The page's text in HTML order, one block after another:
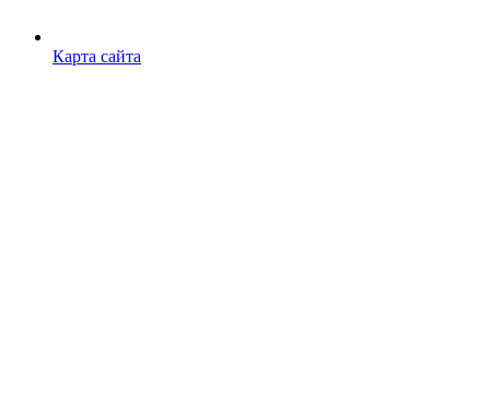
Карта сайта